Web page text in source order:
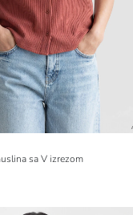
sa V izrezom